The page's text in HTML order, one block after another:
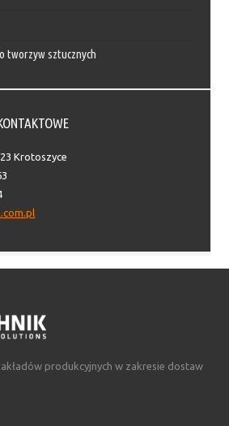
tworzyw sztucznych
Krotoszyce
produkcyjnych w zakresie dostaw